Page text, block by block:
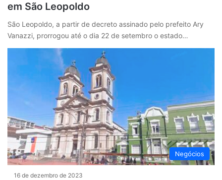
em São Leopoldo
São Leopoldo, a partir de decreto assinado pelo prefeito Ary
Vanazzi, prorrogou até o dia 22 de setembro o estado…
Negócios
16 de dezembro de 2023